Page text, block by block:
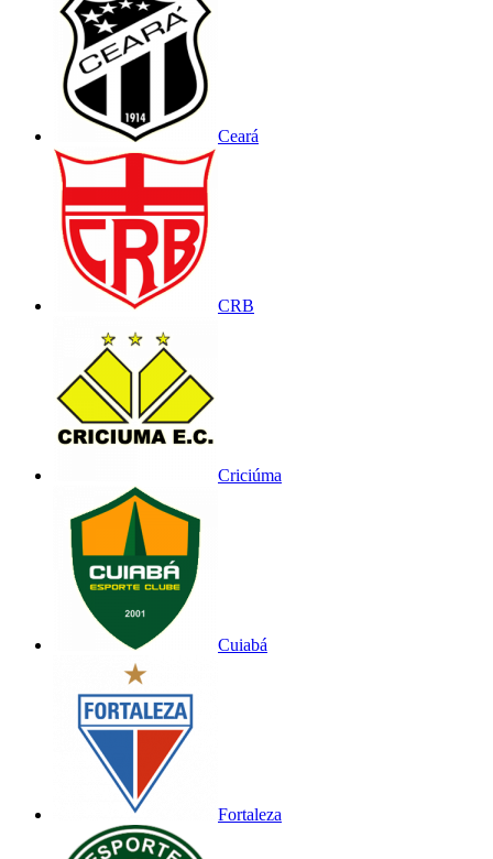
Ceará
CRB
Criciúma
Cuiabá
Fortaleza